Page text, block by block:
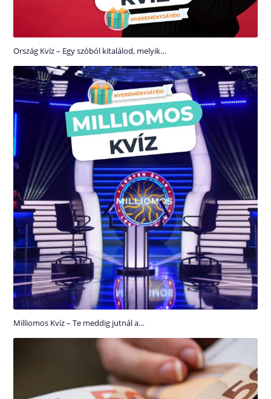
Ország Kvíz – Egy szóból kitalálod, melyik…
Milliomos Kvíz – Te meddig jutnál a…